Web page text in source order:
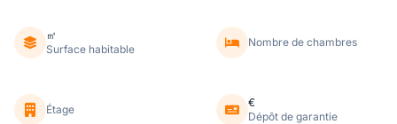
㎡
Surface habitable
Nombre de chambres
Étage
€
Dépôt de garantie